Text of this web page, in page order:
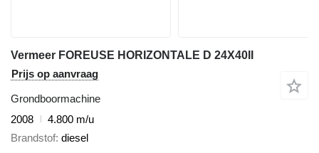
Vermeer FOREUSE HORIZONTALE D 24X40II
Prijs op aanvraag
Grondboormachine
2008
4.800 m/u
Brandstof diesel